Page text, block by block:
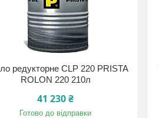
редукторне CLP 220 PRISTA
ROLON 220 210л
41 230 ₴
Готово до відправки